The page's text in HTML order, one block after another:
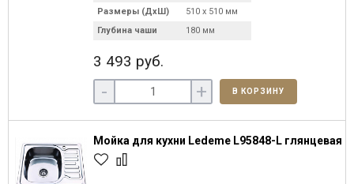
Размеры (ДхШ)
510 х 510 мм
Глубина чаши
180 мм
3 493 руб.
- + В КОРЗИНУ
Мойка для кухни Ledeme L95848-L глянцевая